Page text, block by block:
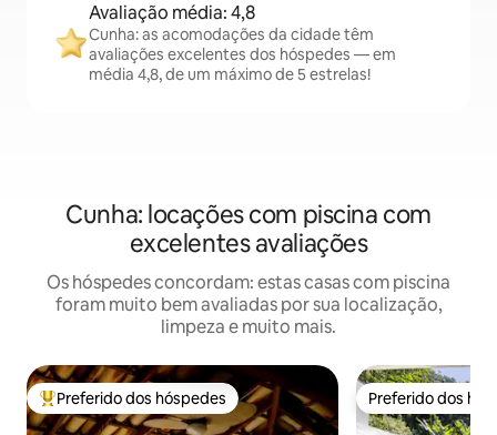
Avaliação média: 4,8
Cunha: as acomodações da cidade têm
avaliações excelentes dos hóspedes — em
média 4,8, de um máximo de 5 estrelas!
Cunha: locações com piscina com
excelentes avaliações
Os hóspedes concordam: estas casas com piscina
foram muito bem avaliadas por sua localização,
limpeza e muito mais.
Entre os melhores preferidos dos hóspedes
Preferido dos hóspedes Preferido dos
Preferido dos